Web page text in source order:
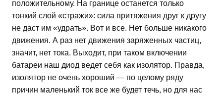
положительному. На границе останется только
тонкий слой «стражи»: сила притяжения друг к другу
не даст им «удрать». Вот и все. Нет больше никакого
движения. А раз нет движения заряженных частиц,
значит, нет тока. Выходит, при таком включении
батареи наш диод ведет себя как изолятор. Правда,
изолятор не очень хороший — по целому ряду
причин маленький ток все же будет течь, но для нас